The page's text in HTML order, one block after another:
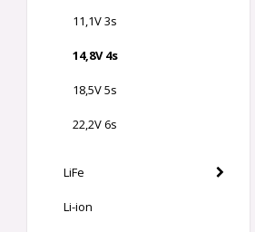
11,1V 3s
14,8V 4s
18,5V 5s
22,2V 6s
LiFe
Li-ion